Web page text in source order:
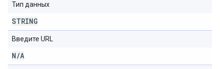
Тип данных
STRING
Введите URL
N/A